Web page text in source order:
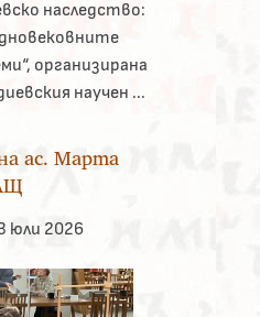
наследство:
организирана
научен ...
ас. Марта
юли 2026